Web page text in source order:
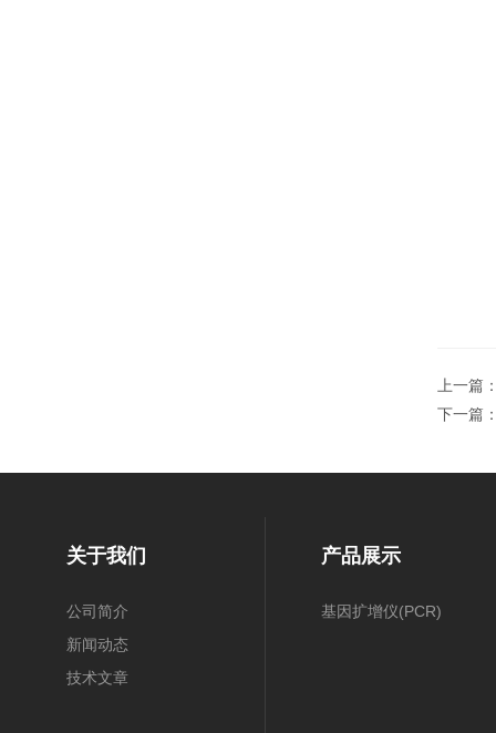
上一篇
下一篇
关于我们
公司简介
新闻动态
技术文章
产品展示
基因扩增仪(PCR)